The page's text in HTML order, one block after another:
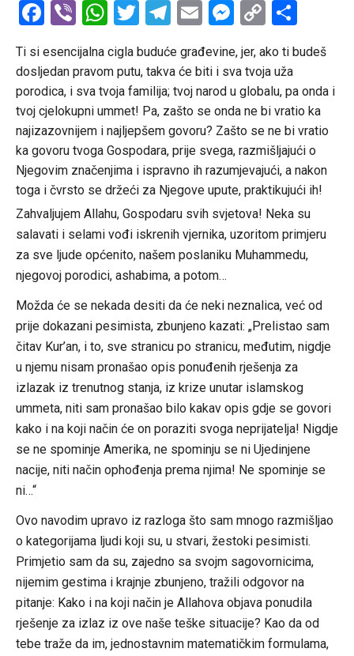
Facebook
ViberWhatsApp
Twitter
Telegram
EmailCopy
Ti si esencijalna cigla buduće građevine, jer, ako ti budeš
dosljedan pravom putu, takva će biti i sva tvoja uža
porodica, i sva tvoja familija; tvoj narod u globalu, pa onda i
tvoj cjelokupni ummet! Pa, zašto se onda ne bi vratio ka
najizazovnijem i najljepšem govoru? Zašto se ne bi vratio
ka govoru tvoga Gospodara, prije svega, razmišljajući o
Njegovim značenjima i ispravno ih razumjevajući, a nakon
toga i čvrsto se držeći za Njegove upute, praktikujući ih!
Zahvaljujem Allahu, Gospodaru svih svjetova! Neka su
salavati i selami vođi iskrenih vjernika, uzoritom primjeru
za sve ljude općenito, našem poslaniku Muhammedu,
njegovoj porodici, ashabima, a potom…
Možda će se nekada desiti da će neki neznalica, već od
prije dokazani pesimista, zbunjeno kazati: „Prelistao sam
čitav Kur’an, i to, sve stranicu po stranicu, međutim, nigdje
u njemu nisam pronašao opis ponuđenih rješenja za
izlazak iz trenutnog stanja, iz krize unutar islamskog
ummeta, niti sam pronašao bilo kakav opis gdje se govori
kako i na koji način će on poraziti svoga neprijatelja! Nigdje
se ne spominje Amerika, ne spominju se ni Ujedinjene
nacije, niti način ophođenja prema njima! Ne spominje se
ni…“
Ovo navodim upravo iz razloga što sam mnogo razmišljao
o kategorijama ljudi koji su, u stvari, žestoki pesimisti.
Primjetio sam da su, zajedno sa svojm sagovornicima,
nijemim gestima i krajnje zbunjeno, tražili odgovor na
pitanje: Kako i na koji način je Allahova objava ponudila
rješenje za izlaz iz ove naše teške situacije? Kao da od
tebe traže da im, jednostavnim matematičkim formulama,